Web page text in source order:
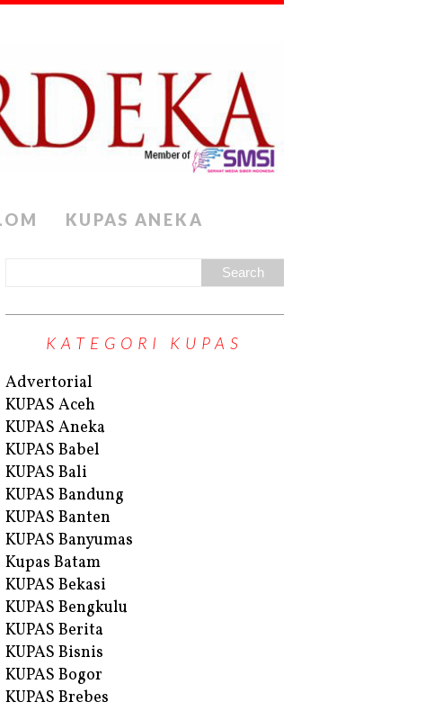
KUPAS ANEKA
KATEGORI KUPAS
Advertorial
KUPAS Aceh
KUPAS Aneka
KUPAS Babel
KUPAS Bali
KUPAS Bandung
KUPAS Banten
KUPAS Banyumas
Kupas Batam
KUPAS Bekasi
KUPAS Bengkulu
KUPAS Berita
KUPAS Bisnis
KUPAS Bogor
KUPAS Brebes